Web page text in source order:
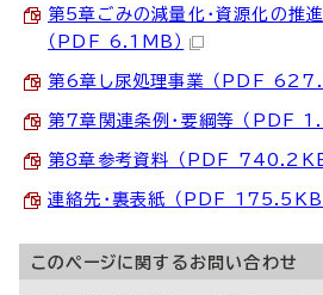
第5章ごみの減量化・資源化の推
（PDF 6.1MB）
第6章し尿処理事業 （PDF
第7章関連条例・要綱等 （PDF
第8章参考資料 （PDF 740.2KB
連絡先・裏表紙 （PDF 175.5KB
このページに関する お問い合わせ